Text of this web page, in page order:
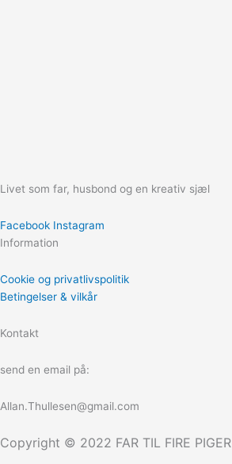
Livet som far, husbond og en kreativ sjæl
Facebook Instagram
Information
Cookie og privatlivspolitik
Betingelser & vilkår
Kontakt
send en email på:
Allan.Thullesen@gmail.com
Copyright © 2022 FAR TIL FIRE PIGER